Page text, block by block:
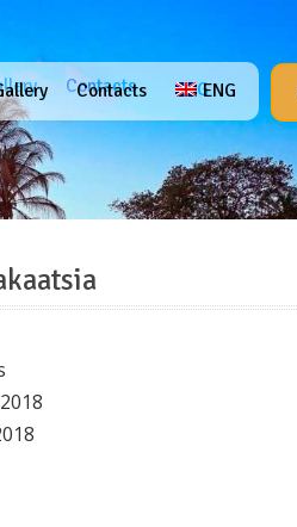
Contacts
Contacts ENG
ENG